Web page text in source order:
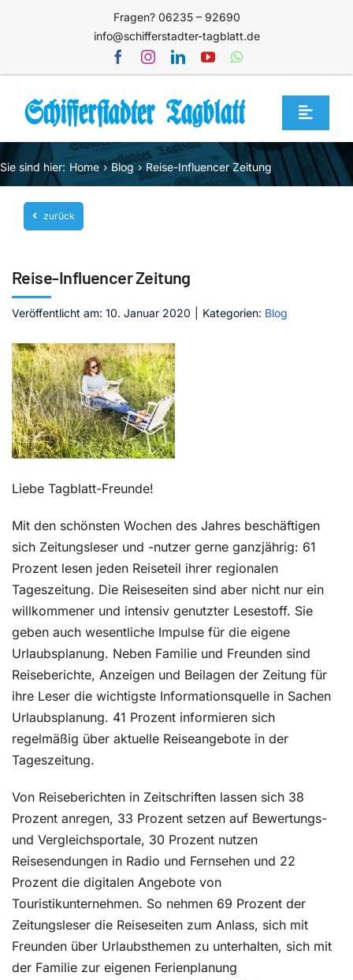
Fragen? 06235 – 92690
info@schifferstadter-tagblatt.de
Toggle
Home
Themen
Blog
Service
Mediathek
Jetzt abonnieren
Kontakt
Sie sind hier: Home Blog Reise-Influencer Zeitung
zurück
Reise-Influencer Zeitung
Veröffentlicht am: 10. Januar 2020 Kategorien: Blog
Liebe Tagblatt-Freunde!
Mit den schönsten Wochen des Jahres beschäftigen
sich Zeitungsleser und -nutzer gerne ganzjährig: 61
Prozent lesen jeden Reiseteil ihrer regionalen
Tageszeitung. Die Reiseseiten sind aber nicht nur ein
willkommener und intensiv genutzter Lesestoff. Sie
geben auch wesentliche Impulse für die eigene
Urlaubsplanung. Neben Familie und Freunden sind
Reiseberichte, Anzeigen und Beilagen der Zeitung für
ihre Leser die wichtigste Informationsquelle in Sachen
Urlaubsplanung. 41 Prozent informieren sich
regelmäßig über aktuelle Reiseangebote in der
Tageszeitung.
Von Reiseberichten in Zeitschriften lassen sich 38
Prozent anregen, 33 Prozent setzen auf Bewertungs-
und Vergleichsportale, 30 Prozent nutzen
Reisesendungen in Radio und Fernsehen und 22
Prozent die digitalen Angebote von
Touristikunternehmen. So nehmen 69 Prozent der
Zeitungsleser die Reiseseiten zum Anlass, sich mit
Freunden über Urlaubsthemen zu unterhalten, sich mit
der Familie zur eigenen Ferienplanung